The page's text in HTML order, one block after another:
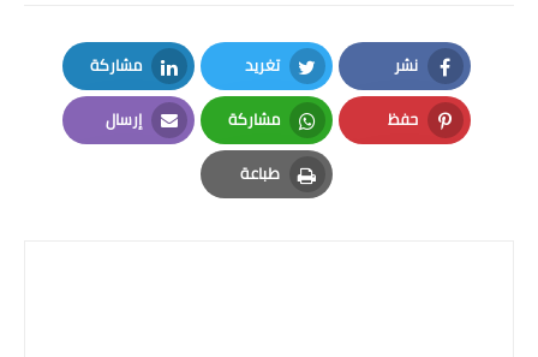
نشر
Facebook
تغريد
Twitter
مشاركة
LinkedIn
حفظ
Pinterest
مشاركة
Whatsapp
إرسال
Email
طباعة
Print